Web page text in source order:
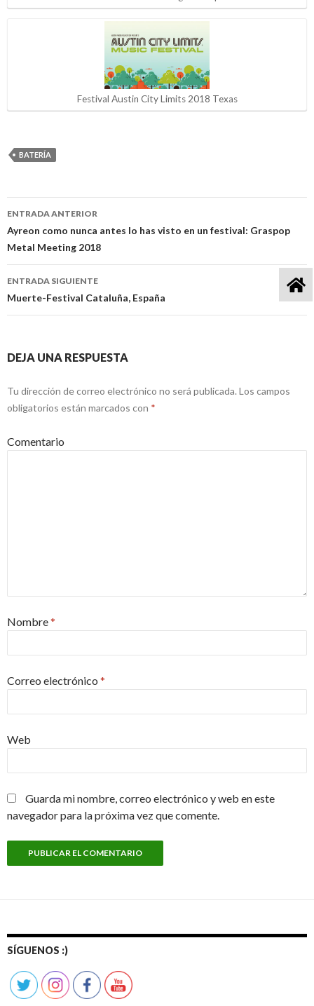
Festival Austin City Limits 2018 Texas
BATERÍA
Navegación
de
entradas
ENTRADA ANTERIOR
Ayreon como nunca antes lo has visto en un festival: Graspop
Metal Meeting 2018
ENTRADA SIGUIENTE
Muerte-Festival Cataluña, España
DEJA UNA RESPUESTA
Tu dirección de correo electrónico no será publicada. Los campos
obligatorios están marcados con *
Comentario
Nombre*
Correo electrónico *
Web
Guarda mi nombre, correo electrónico y web en este
navegador para la próxima vez que comente.
SÍGUENOS :)